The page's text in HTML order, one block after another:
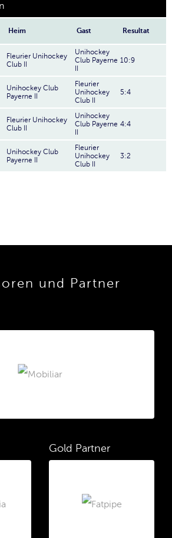
Heim Gast Resultat
Fleurier Unihockey
Club II
Unihockey
Club Payerne 10:9
Unihockey Club
Payerne II
Fleurier
Unihockey
Club II
5:4
Fleurier Unihockey
Club II
Unihockey
Club Payerne 4:4
Unihockey Club
Payerne II
Fleurier
Unihockey
Club II
3:2
und Partner
Gold Partner